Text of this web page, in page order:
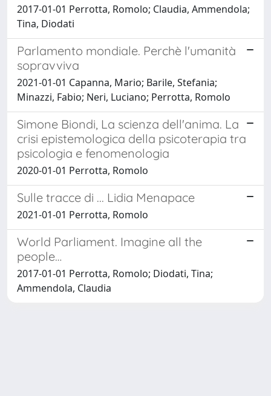
2017-01-01 Perrotta, Romolo; Claudia, Ammendola;
Tina, Diodati
Parlamento mondiale. Perchè l'umanità
sopravviva
2021-01-01 Capanna, Mario; Barile, Stefania;
Minazzi, Fabio; Neri, Luciano; Perrotta, Romolo
Simone Biondi, La scienza dell'anima. La
crisi epistemologica della psicoterapia tra
psicologia e fenomenologia
2020-01-01 Perrotta, Romolo
Sulle tracce di ... Lidia Menapace
2021-01-01 Perrotta, Romolo
World Parliament. Imagine all the
people…
2017-01-01 Perrotta, Romolo; Diodati, Tina;
Ammendola, Claudia